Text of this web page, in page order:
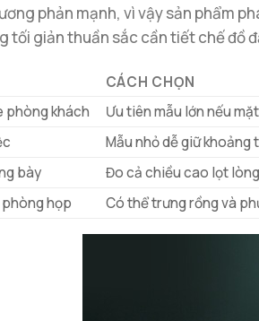
phản mạnh, vì vậy sản phẩm
tối giản thuần sắc cần tiết chế đồ
CÁCH CHỌN
phòng khách
Ưu tiên mẫu lớn nếu
Mẫu nhỏ dễ giữ khoảng
bày
Đo cả chiều cao lọt
họp
Có thể trưng rồng và